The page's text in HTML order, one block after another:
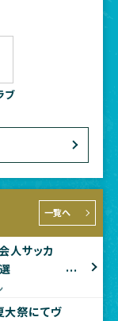
ブ
一覧へ
人サッカ
大祭にてヴ